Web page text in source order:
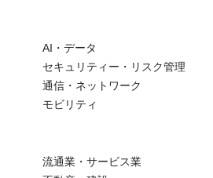
AI・データ
セキュリティー・リスク管理
通信・ネットワーク
モビリティ
流通業・サービス業